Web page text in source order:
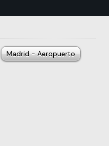
Madrid - Aeropuerto